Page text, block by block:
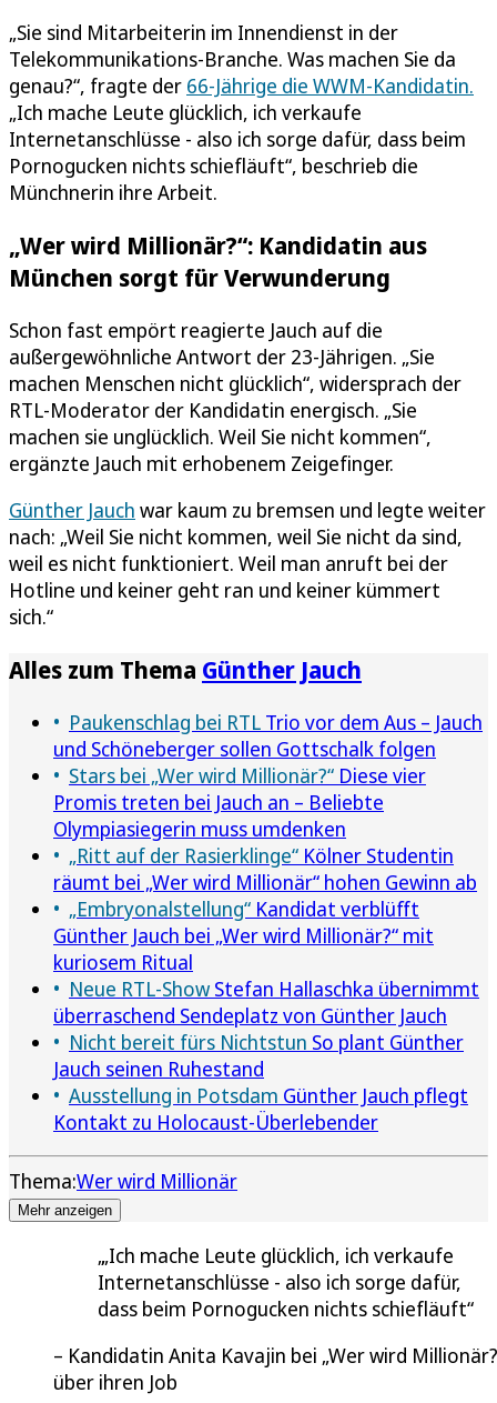
„Sie sind Mitarbeiterin im Innendienst in der
Telekommunikations-Branche. Was machen Sie da
genau?“, fragte der 66-Jährige die WWM-Kandidatin.
„Ich mache Leute glücklich, ich verkaufe
Internetanschlüsse - also ich sorge dafür, dass beim
Pornogucken nichts schiefläuft“, beschrieb die
Münchnerin ihre Arbeit.
„Wer wird Millionär?“: Kandidatin aus
München sorgt für Verwunderung
Schon fast empört reagierte Jauch auf die
außergewöhnliche Antwort der 23-Jährigen. „Sie
machen Menschen nicht glücklich“, widersprach der
RTL-Moderator der Kandidatin energisch. „Sie
machen sie unglücklich. Weil Sie nicht kommen“,
ergänzte Jauch mit erhobenem Zeigefinger.
Günther Jauch war kaum zu bremsen und legte weiter
nach: „Weil Sie nicht kommen, weil Sie nicht da sind,
weil es nicht funktioniert. Weil man anruft bei der
Hotline und keiner geht ran und keiner kümmert
sich.“
Alles zum Thema Günther Jauch
Paukenschlag bei RTL Trio vor dem Aus – Jauch
und Schöneberger sollen Gottschalk folgen
Stars bei „Wer wird Millionär?“ Diese vier
Promis treten bei Jauch an – Beliebte
Olympiasiegerin muss umdenken
„Ritt auf der Rasierklinge“ Kölner Studentin
räumt bei „Wer wird Millionär“ hohen Gewinn ab
„Embryonalstellung“ Kandidat verblüfft
Günther Jauch bei „Wer wird Millionär?“ mit
kuriosem Ritual
Neue RTL-Show Stefan Hallaschka übernimmt
überraschend Sendeplatz von Günther Jauch
Nicht bereit fürs Nichtstun So plant Günther
Jauch seinen Ruhestand
Ausstellung in Potsdam Günther Jauch pflegt
Kontakt zu Holocaust-Überlebender
Thema:Wer wird Millionär
Mehr anzeigen
„Ich mache Leute glücklich, ich verkaufe
Internetanschlüsse - also ich sorge dafür,
dass beim Pornogucken nichts schiefläuft
Kandidatin Anita Kavajin bei „Wer wird
über ihren Job